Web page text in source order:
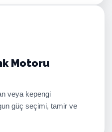
Motoru
veya kepengi
güç seçimi, tamir ve